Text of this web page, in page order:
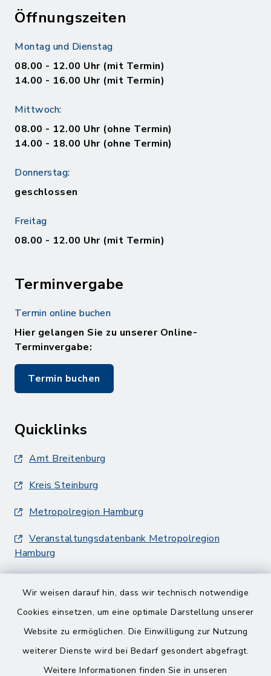
Wir weisen darauf hin, dass wir technisch notwendige
Cookies einsetzen, um eine optimale Darstellung unserer
Website zu ermöglichen. Die Einwilligung zur Nutzung
weiterer Dienste wird bei Bedarf gesondert abgefragt.
Weitere Informationen finden Sie in unseren
Öffnungszeiten
Montag und Dienstag
08.00 - 12.00 Uhr (mit Termin)
14.00 - 16.00 Uhr (mit Termin)
Mittwoch:
08.00 - 12.00 Uhr (ohne Termin)
14.00 - 18.00 Uhr (ohne Termin)
Donnerstag:
geschlossen
Freitag
08.00 - 12.00 Uhr (mit Termin)
Terminvergabe
Termin online buchen
Hier gelangen Sie zu unserer Online-
Terminvergabe:
Termin buchen
Quicklinks
Amt Breitenburg
Kreis Steinburg
Metropolregion Hamburg
Veranstaltungsdatenbank Metropolregion
Hamburg